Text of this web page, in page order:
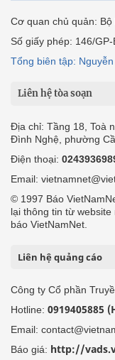
Cơ quan chủ quản:
Số giấy phép: 146/
Tổng biên tập: Nguyễn
Liên hệ tòa soạn
Địa chỉ: Tầng 18, Toà
Đình Nghệ, phường
Điện thoại:
Email:
© 1997 Báo
lại thông tin từ
báo VietNamNet.
Liên hệ quảng cáo
Công ty Cổ phần
Hotline: 0919405885
Email:
Báo giá: http://